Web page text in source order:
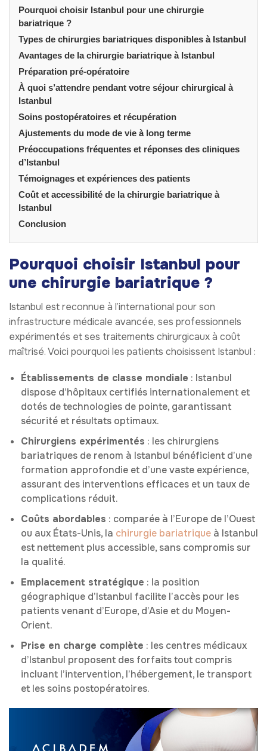
Pourquoi choisir Istanbul pour une chirurgie
bariatrique ?
Types de chirurgies bariatriques disponibles à Istanbul
Avantages de la chirurgie bariatrique à Istanbul
Préparation pré-opératoire
À quoi s’attendre pendant votre séjour chirurgical à
Istanbul
Soins postopératoires et récupération
Ajustements du mode de vie à long terme
Préoccupations fréquentes et réponses des cliniques
d’Istanbul
Témoignages et expériences des patients
Coût et accessibilité de la chirurgie bariatrique à
Istanbul
Conclusion
Pourquoi choisir Istanbul pour
une chirurgie bariatrique ?
Istanbul est reconnue à l’international pour son
infrastructure médicale avancée, ses professionnels
expérimentés et ses traitements chirurgicaux à coût
maîtrisé. Voici pourquoi les patients choisissent Istanbul :
Établissements de classe mondiale : Istanbul
dispose d’hôpitaux certifiés internationalement et
dotés de technologies de pointe, garantissant
sécurité et résultats optimaux.
Chirurgiens expérimentés : les chirurgiens
bariatriques de renom à Istanbul bénéficient d’une
formation approfondie et d’une vaste expérience,
assurant des interventions efficaces et un taux de
complications réduit.
Coûts abordables : comparée à l’Europe de l’Ouest
ou aux États-Unis, la chirurgie bariatrique à Istanbul
est nettement plus accessible, sans compromis sur
la qualité.
Emplacement stratégique : la position
géographique d’Istanbul facilite l’accès pour les
patients venant d’Europe, d’Asie et du Moyen-
Orient.
Prise en charge complète : les centres médicaux
d’Istanbul proposent des forfaits tout compris
incluant l’intervention, l’hébergement, le transport
et les soins postopératoires.